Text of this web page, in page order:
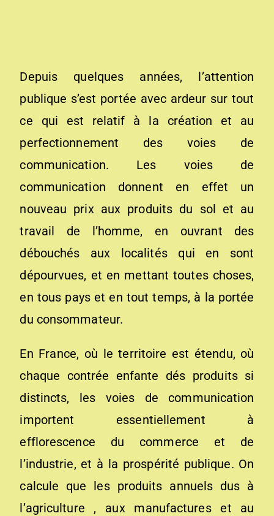
Depuis quelques années, l’attention
publique s’est por­tée avec ardeur sur tout
ce qui est relatif à la création et au
perfectionnement des voies de
communication. Les voies de
communication donnent en effet un
nouveau prix aux produits du sol et au
travail de l’homme, en ouvrant des
débouchés aux localités qui en sont
dépourvues, et en met­tant toutes choses,
en tous pays et en tout temps, à la portée
du consommateur.
En France, où le territoire est étendu, où
chaque con­trée enfante dés produits si
distincts, les voies de commu­nication
importent essentiellement à
efflorescence du commerce et de
l’industrie, et à la prospérité publique. On
calcule que les produits annuels dus à
l’agriculture , aux manufactures et au